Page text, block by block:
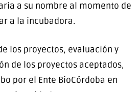
a su nombre al momento de
a la incubadora.
los proyectos, evaluación y
de los proyectos aceptados,
por el Ente BioCórdoba en